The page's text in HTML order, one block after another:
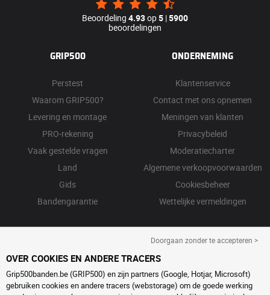
Beoordeling 4.93op5 |5900
beoordelingen
GRIP500
Perstest
Waarom GRIP500?
Levering en montage
PRO-rekening
Vaak gestelde vragen
Land
Gids
Bandengarantie
ONDERNEMING
Klantenservice
Contact met ons opnemen
Meningen van klanten
Privacybeleid
Moderatiecharter
Algemene verkoopvoorwaarden
Cookiesbeheer
Wettelijke vermeldingen
Doorgaan zonder te accepteren >
OVER COOKIES EN ANDERE TRACERS
Grip500banden.be (GRIP500) en zijn partners (Google, Hotjar, Microsoft)
gebruiken cookies en andere tracers (webstorage) om de goede werking